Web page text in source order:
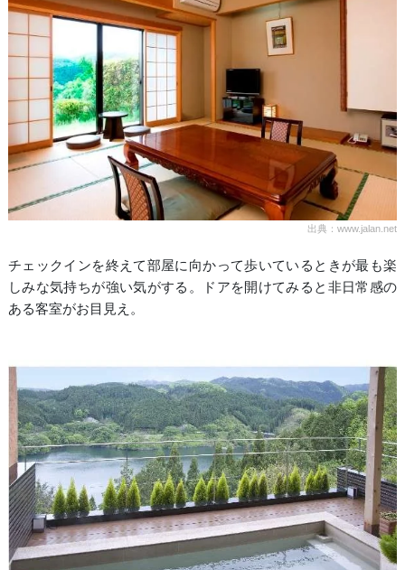
出典：www.jalan.net
チェックインを終えて部屋に向かって歩いているときが最も楽
しみな気持ちが強い気がする。ドアを開けてみると非日常感の
ある客室がお目見え。